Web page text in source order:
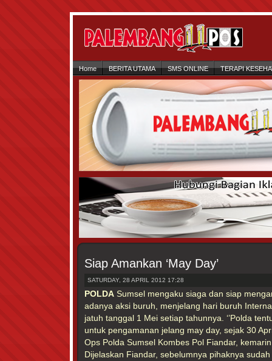
Home BERITA UTAMA SMS ONLINE TERAPI
Siap Amankan ‘May Day’
SATURDAY, 28 APRIL 2012 17:28
POLDA Sumsel mengaku siaga dan siap
adanya aksi buruh, menjelang hari buruh
jatuh tanggal 1 Mei setiap tahunnya. ‘’Polda
untuk pengamanan jelang may day, sejak 30
Ops Polda Sumsel Kombes Pol Fiandar,
Dijelaskan Fiandar, sebelumnya pihaknya